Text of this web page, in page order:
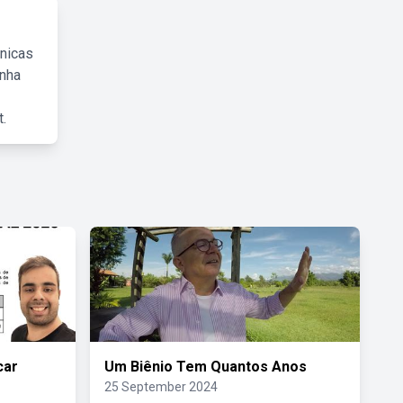
Um Biênio Tem Quantos Anos
25 September 2024